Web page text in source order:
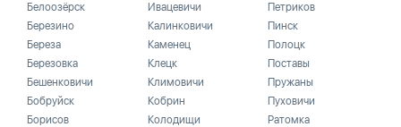
Белоозёрск
Березино
Береза
Березовка
Бешенковичи
Бобруйск
Борисов
Ивацевичи
Калинковичи
Каменец
Клецк
Климовичи
Кобрин
Колодищи
Петриков
Пинск
Полоцк
Поставы
Пружаны
Пуховичи
Ратомка